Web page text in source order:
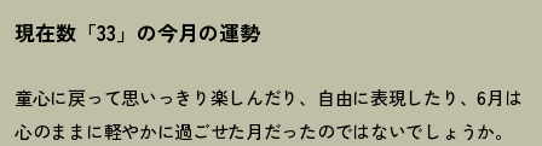
現在数「33」の今月の運勢
童心に戻って思いっきり楽しんだり、自由に表現したり、6月は
心のままに軽やかに過ごせた月だったのではないでしょうか。